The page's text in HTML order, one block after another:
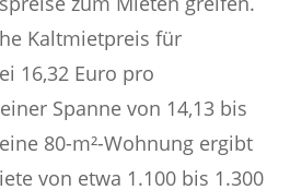
Kaltmietpreis für
16,32 Euro pro
Spanne von 14,13 bis
80-m²-Wohnung ergibt
von etwa 1.100 bis 1.300